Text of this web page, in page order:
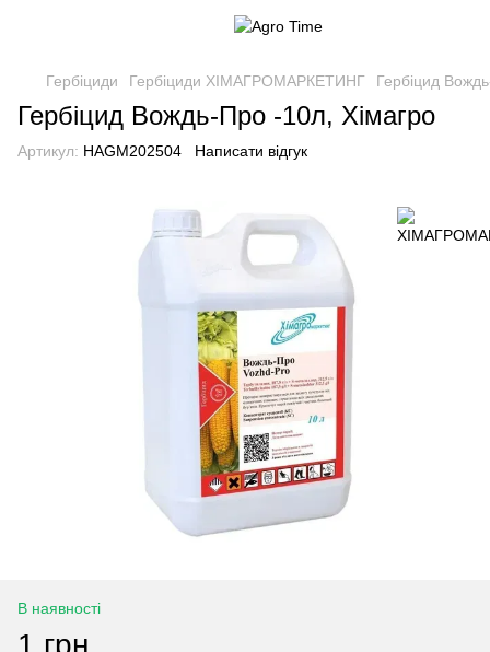
Гербіциди Гербіциди ХІМАГРОМАРКЕТИНГ Гербіцид
Гербіцид Вождь-Про -10л, Хімагро
Артикул: HAGM202504 Написати відгук
В наявності
1 грн